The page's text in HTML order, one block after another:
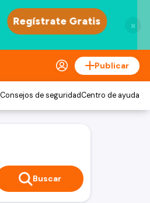
×
Publicar
Consejos de seguridadCentro de ayuda
Buscar